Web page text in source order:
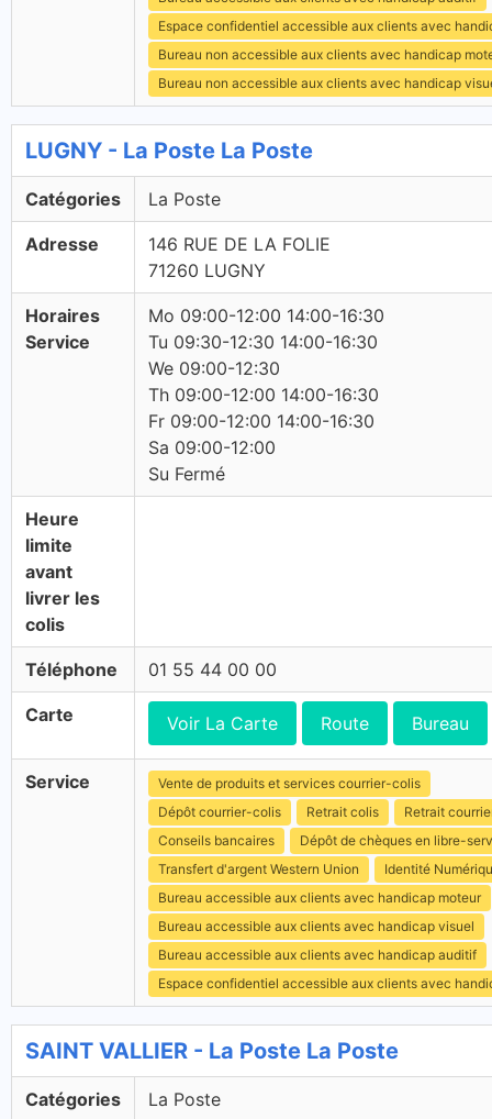
Espace confidentiel accessible aux clients avec
Bureau non accessible aux clients avec handicap
Bureau non accessible aux clients avec handicap
LUGNY - La Poste La Poste
Catégories La Poste
Adresse
146 RUE DE LA FOLIE
71260 LUGNY
Horaires
Service
Mo 09:00-12:00 14:00-16:30
Tu 09:30-12:30 14:00-16:30
We 09:00-12:30
Th 09:00-12:00 14:00-16:30
Fr 09:00-12:00 14:00-16:30
Sa 09:00-12:00
Su Fermé
Heure
limite
avant
livrer les
colis
Téléphone 01 55 44 00 00
Carte Voir La Carte Route Bureau
Service
Vente de produits et services courrier-colis
Dépôt courrier-colis
Retrait colis
Retrait
Conseils bancaires
Dépôt de chèques en libre-
Transfert d'argent Western Union
Identité
Bureau accessible aux clients avec handicap moteur
Bureau accessible aux clients avec handicap visuel
Bureau accessible aux clients avec handicap auditif
Espace confidentiel accessible aux clients avec
SAINT VALLIER - La Poste La Poste
Catégories La Poste